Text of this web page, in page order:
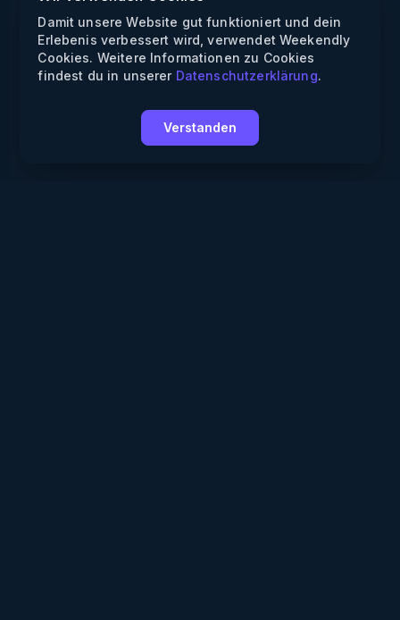
Damit unsere Website gut funktioniert und dein
Erlebenis verbessert wird, verwendet Weekendly
Cookies. Weitere Informationen zu Cookies
findest du in unserer Datenschutzerklärung.
Verstanden